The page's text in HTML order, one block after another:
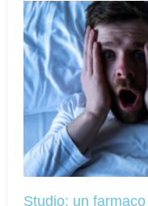
Studio: un